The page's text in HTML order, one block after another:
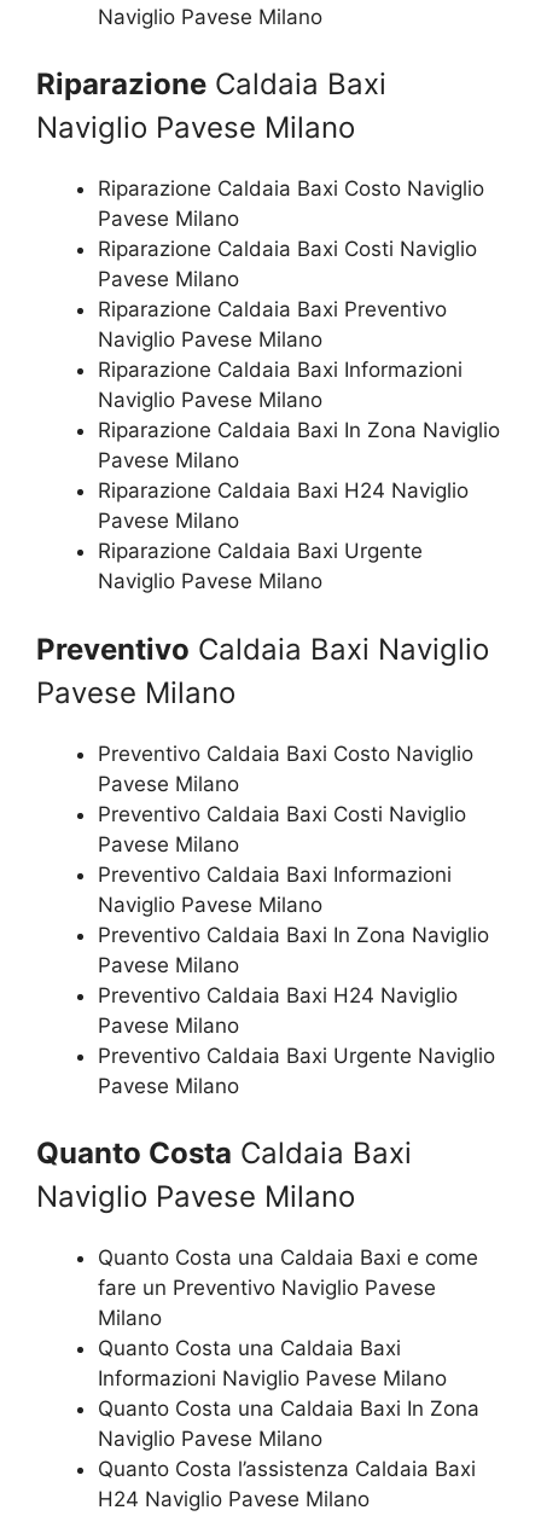
Naviglio Pavese Milano
Riparazione Caldaia Baxi
Naviglio Pavese Milano
Riparazione Caldaia Baxi Costo Naviglio
Pavese Milano
Riparazione Caldaia Baxi Costi Naviglio
Pavese Milano
Riparazione Caldaia Baxi Preventivo
Naviglio Pavese Milano
Riparazione Caldaia Baxi Informazioni
Naviglio Pavese Milano
Riparazione Caldaia Baxi In Zona Naviglio
Pavese Milano
Riparazione Caldaia Baxi H24 Naviglio
Pavese Milano
Riparazione Caldaia Baxi Urgente
Naviglio Pavese Milano
Preventivo Caldaia Baxi Naviglio
Pavese Milano
Preventivo Caldaia Baxi Costo Naviglio
Pavese Milano
Preventivo Caldaia Baxi Costi Naviglio
Pavese Milano
Preventivo Caldaia Baxi Informazioni
Naviglio Pavese Milano
Preventivo Caldaia Baxi In Zona Naviglio
Pavese Milano
Preventivo Caldaia Baxi H24 Naviglio
Pavese Milano
Preventivo Caldaia Baxi Urgente Naviglio
Pavese Milano
Quanto Costa Caldaia Baxi
Naviglio Pavese Milano
Quanto Costa una Caldaia Baxi e come
fare un Preventivo Naviglio Pavese
Milano
Quanto Costa una Caldaia Baxi
Informazioni Naviglio Pavese Milano
Quanto Costa una Caldaia Baxi In Zona
Naviglio Pavese Milano
Quanto Costa l’assistenza Caldaia Baxi
H24 Naviglio Pavese Milano